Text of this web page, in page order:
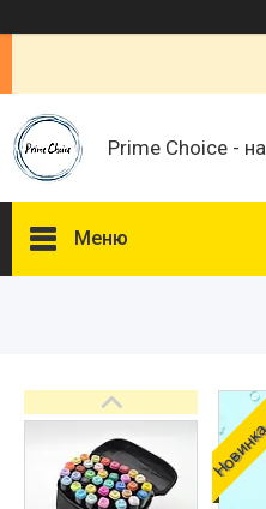
Prime Choice -
Меню
Договір публічної оферти
Відгуки